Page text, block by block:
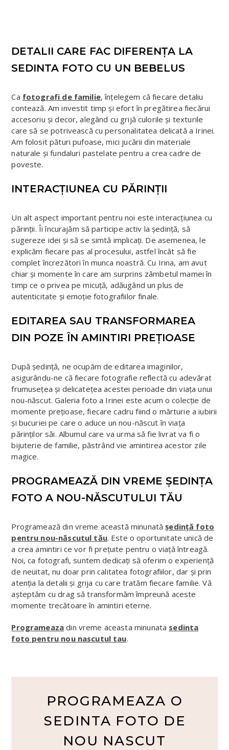
DETALII CARE FAC DIFERENȚA LA
SEDINTA FOTO CU UN BEBELUS
Ca fotografi de familie, înțelegem că fiecare detaliu
contează. Am investit timp și efort în pregătirea fiecărui
accesoriu și decor, alegând cu grijă culorile și texturile
care să se potrivească cu personalitatea delicată a Irinei.
Am folosit pături pufoase, mici jucării din materiale
naturale și fundaluri pastelate pentru a crea cadre de
poveste.
INTERACȚIUNEA CU PĂRINȚII
Un alt aspect important pentru noi este interacțiunea cu
părinții. Îi încurajăm să participe activ la ședință, să
sugereze idei și să se simtă implicați. De asemenea, le
explicăm fiecare pas al procesului, astfel încât să fie
complet încrezători în munca noastră. Cu Irina, am avut
chiar și momente în care am surprins zâmbetul mamei în
timp ce o privea pe micuță, adăugând un plus de
autenticitate și emoție fotografiilor finale.
EDITAREA SAU TRANSFORMAREA
DIN POZE ÎN AMINTIRI PREȚIOASE
După ședință, ne ocupăm de editarea imaginilor,
asigurându-ne că fiecare fotografie reflectă cu adevărat
frumusețea și delicatețea acestei perioade din viața unui
nou-născut. Galeria foto a Irinei este acum o colecție de
momente prețioase, fiecare cadru fiind o mărturie a iubirii
și bucuriei pe care o aduce un nou-născut în viața
părinților săi. Albumul care va urma să fie livrat va fi o
bijuterie de familie, păstrând vie amintirea acestor zile
magice.
PROGRAMEAZĂ DIN VREME ȘEDINȚA
FOTO A NOU-NĂSCUTULUI TĂU
Programează din vreme această minunatăședință foto
pentru nou-născutul tău. Este o oportunitate unică de
a crea amintiri ce vor fi prețuite pentru o viață întreagă.
Noi, ca fotografi, suntem dedicați să oferim o experiență
de neuitat, nu doar prin calitatea fotografiilor, dar și prin
atenția la detalii și grija cu care tratăm fiecare familie. Vă
așteptăm cu drag să transformăm împreună aceste
momente trecătoare în amintiri eterne.
Programeaza din vreme aceasta minunata sedinta
foto pentru nou nascutul tau.
PROGRAMEAZA O
SEDINTA FOTO DE
NOU NASCUT